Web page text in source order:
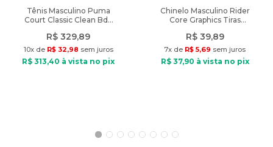
Tênis Masculino Puma
Court Classic Clean Bdp
R$ 329,89
10x de R$ 32,98 sem juros
R$ 313,40 à vista no pix
Chinelo Masculino Rider
Core Graphics Tiras
R$ 39,89
7x de R$ 5,69 sem juros
R$ 37,90 à vista no pix